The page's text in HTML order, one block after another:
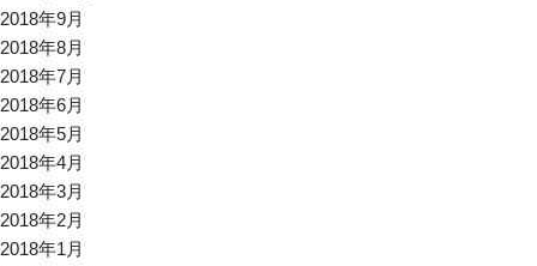
2018年9月
2018年8月
2018年7月
2018年6月
2018年5月
2018年4月
2018年3月
2018年2月
2018年1月